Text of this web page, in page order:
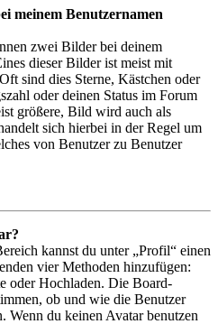
meinem Benutzernamen
zwei Bilder bei deinem
dieser Bilder ist meist mit
sind dies Sterne, Kästchen oder
oder deinen Status im Forum
größere, Bild wird auch als
sich hierbei in der Regel um
von Benutzer zu Benutzer
kannst du unter „Profil“ einen
vier Methoden hinzufügen:
oder Hochladen. Die Board-
ob und wie die Benutzer
Wenn du keinen Avatar benutzen